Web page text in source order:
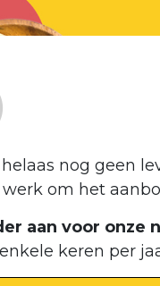
nog geen
om het
aan voor onze
keren per